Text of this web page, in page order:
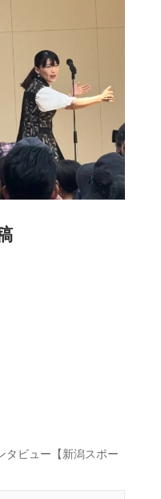
タビュー【新潟スポー